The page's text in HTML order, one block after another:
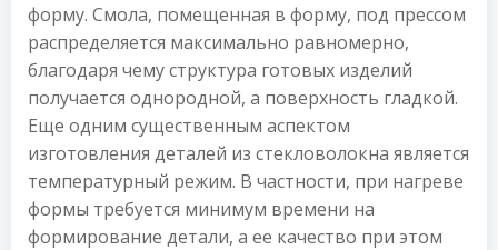
форму. Смола, помещенная в форму, под прессом
распределяется максимально равномерно,
благодаря чему структура готовых изделий
получается однородной, а поверхность гладкой.
Еще одним существенным аспектом
изготовления деталей из стекловолокна является
температурный режим. В частности, при нагреве
формы требуется минимум времени на
формирование детали, а ее качество при этом